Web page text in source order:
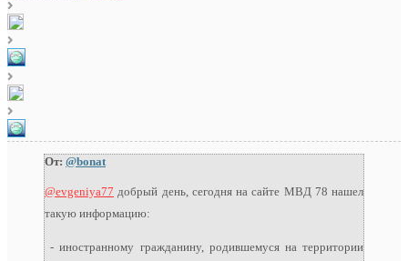
От: @bonat
@evgeniya77 добрый день, сегодня на сайте МВД 78 нашел
такую информацию:
- иностранному гражданину, родившемуся на территории